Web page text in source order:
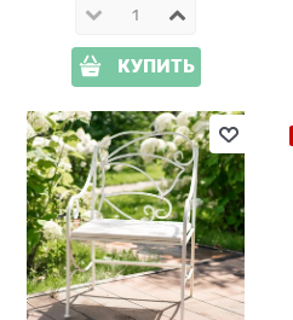
КУПИТЬ